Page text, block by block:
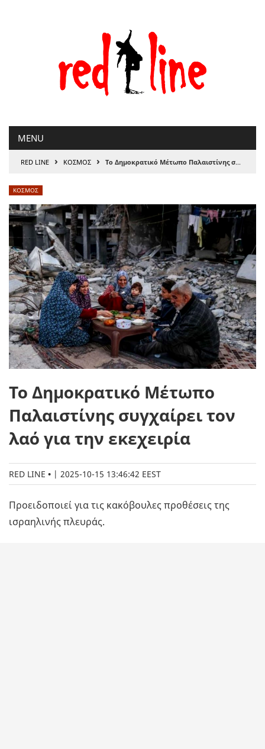
MENU
RED LINE › ΚΟΣΜΟΣ › Το Δημοκρατικό Μέτωπο Παλαιστίνης συγχαίρει τον λαό για την εκεχειρία
ΚΟΣΜΟΣ
Το Δημοκρατικό Μέτωπο
Παλαιστίνης συγχαίρει τον
λαό για την εκεχειρία
RED LINE | 2025-10-15 13:46:42 EEST
Προειδοποιεί για τις κακόβουλες προθέσεις της
ισραηλινής πλευράς.